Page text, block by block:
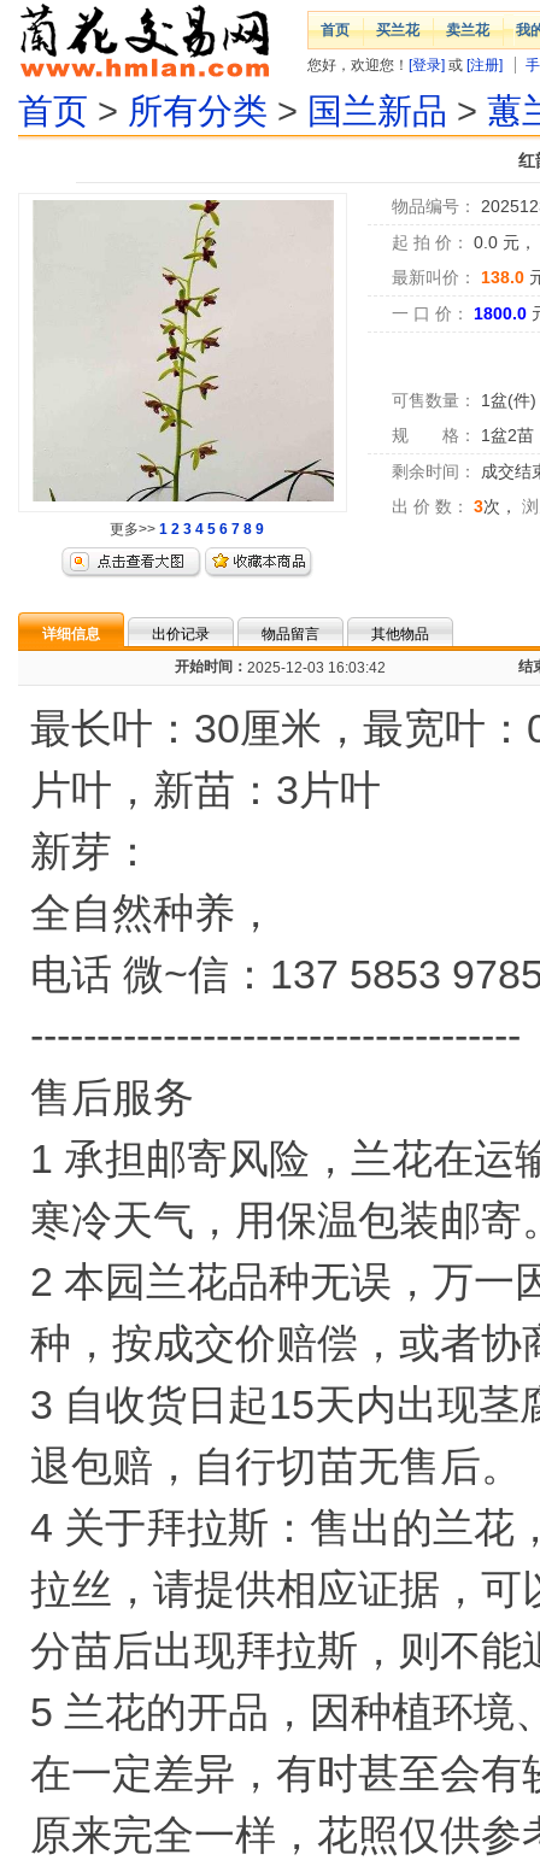
首页 买兰花 卖兰花 我
您好，欢迎您！ [登录] 或 [注册]
首页 > 所有分类 > 国兰新品 > 蕙
红
更多>> 1 2 3 4 5 6 7 8 9
物品编号：
起 拍 价：
0.0 元，
最新叫价：
138.0
一 口 价：
1800.0
可售数量： 1盆(件)
规 格：
1盆2苗
剩余时间：
成交结
出 价 数：
3次，
详细信息 出价记录 物品留言
其他物品
开始时间： 2025-12-03 16:03:42 结
最长叶：30厘米，最宽叶
片叶，新苗：3片叶
新芽：
全自然种养，
电话 微~信：137 5853
-------------------------------------
售后服务
1 承担邮寄风险，兰花在运
寒冷天气，用保温包装邮寄
2 本园兰花品种无误，万一
种，按成交价赔偿，或者协
3 自收货日起15天内出现
退包赔，自行切苗无售后。
4 关于拜拉斯：售出的兰花
拉丝，请提供相应证据，
分苗后出现拜拉斯，则不能
5 兰花的开品，因种植环境
在一定差异，有时甚至会
原来完全一样，花照仅供参